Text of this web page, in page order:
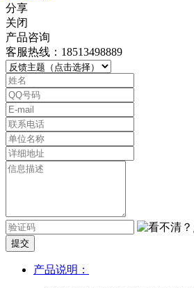
分享
关闭
产品咨询
客服热线：18513498889
提交
产品说明：